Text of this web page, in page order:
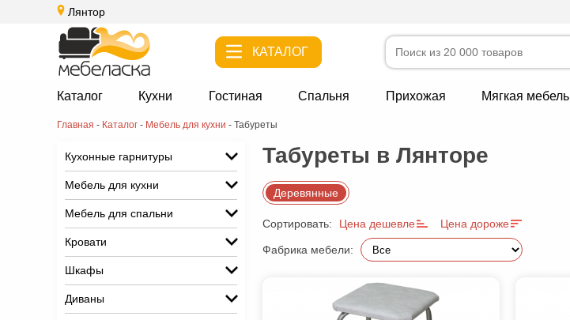
Лянтор
КАТАЛОГ
Каталог Кухни Гостиная Спальня Прихожая Мягкая мебель
Главная - Каталог - Мебель для кухни - Табуреты
Кухонные гарнитуры
Мебель для кухни
Мебель для спальни
Кровати
Шкафы
Диваны
Табуреты в Лянторе
Деревянные
Сортировать: Цена дешевле Цена дороже
Фабрика мебели: